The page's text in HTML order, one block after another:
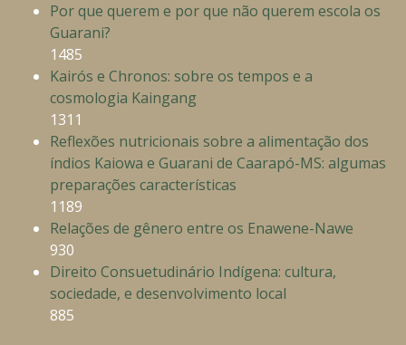
Por que querem e por que não querem escola os
Guarani?
1485
Kairós e Chronos: sobre os tempos e a
cosmologia Kaingang
1311
Reflexões nutricionais sobre a alimentação dos
índios Kaiowa e Guarani de Caarapó-MS: algumas
preparações características
1189
Relações de gênero entre os Enawene-Nawe
930
Direito Consuetudinário Indígena: cultura,
sociedade, e desenvolvimento local
885